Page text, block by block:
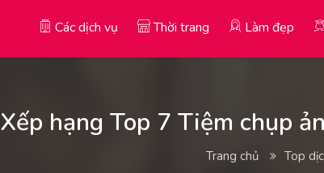
Các dịch vụ Thời trang Làm đẹp
Xếp hạng Top 7 Tiệm chụp
Trang chủ Top